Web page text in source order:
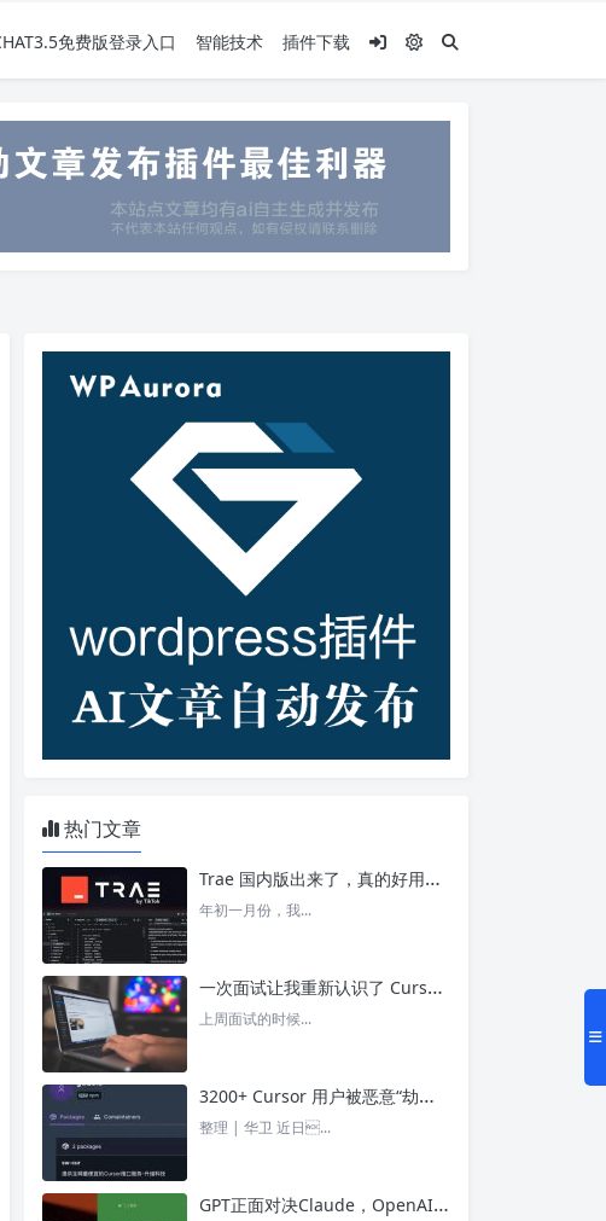
免费版登录入口 智能技术 插件下载
热门文章
Trae 国内版出来了，真的好用吗？ – 今日头条
年初一月份，我...
一次面试让我重新认识了 Cursor – 今日头条
上周面试的时候...
3200+ Cursor 用户被恶意“劫持”！贪图“便宜 API”却惨遭收割， AI 开发者们要小心了 – 今日头条
整理 | 华卫 近日...
GPT正面对决Claude，OpenAI竟没全赢，AI安全「极限大测」真相曝光 – 今日头条